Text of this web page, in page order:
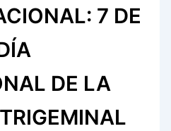
7 DE
DE LA